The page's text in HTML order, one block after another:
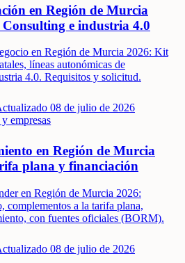
en Región de Murcia
e industria 4.0
en Región de Murcia 2026: Kit
líneas autonómicas de
4.0. Requisitos y solicitud.
08 de julio de 2026
empresas
en Región de Murcia
plana y financiación
en Región de Murcia 2026:
complementos a la tarifa plana,
con fuentes oficiales (BORM).
08 de julio de 2026